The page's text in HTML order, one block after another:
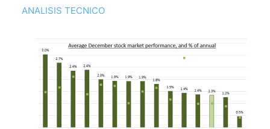
Respecto a
ANALISIS TECNICO